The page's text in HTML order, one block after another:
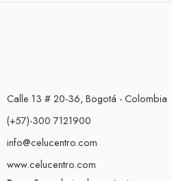
Calle 13 # 20-36, Bogotá - Colombia
(+57)-300 7121900
info@celucentro.com
www.celucentro.com